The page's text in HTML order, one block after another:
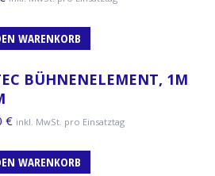
WARENKORB
BÜHNENELEMENT, 1M
€ inkl. MwSt. pro Einsatztag
WARENKORB